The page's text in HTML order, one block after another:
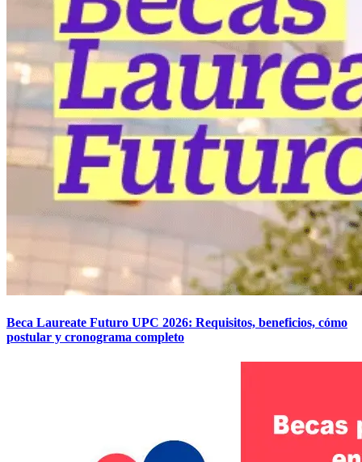
Beca Laureate Futuro UPC 2026: Requisitos, beneficios, cómo
postular y cronograma completo